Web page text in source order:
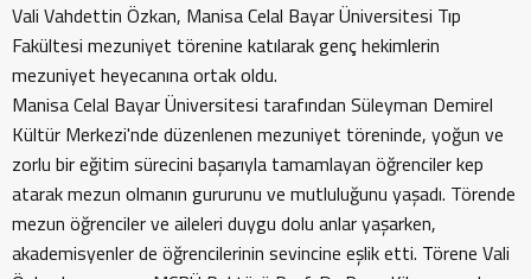
Vali Vahdettin Özkan, Manisa Celal Bayar Üniversitesi Tıp
Fakültesi mezuniyet törenine katılarak genç hekimlerin
mezuniyet heyecanına ortak oldu.
Manisa Celal Bayar Üniversitesi tarafından Süleyman Demirel
Kültür Merkezi'nde düzenlenen mezuniyet töreninde, yoğun ve
zorlu bir eğitim sürecini başarıyla tamamlayan öğrenciler kep
atarak mezun olmanın gururunu ve mutluluğunu yaşadı. Törende
mezun öğrenciler ve aileleri duygu dolu anlar yaşarken,
akademisyenler de öğrencilerinin sevincine eşlik etti. Törene Vali